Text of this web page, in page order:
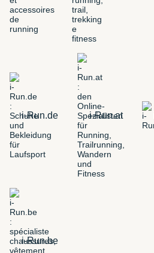
i-Run.de i-Run.at
i-Run.be